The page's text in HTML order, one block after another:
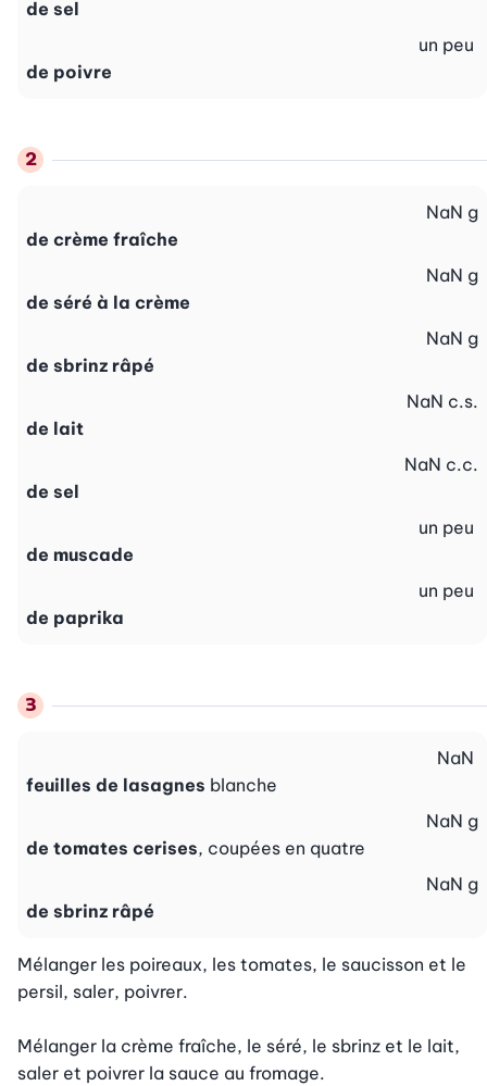
de sel
de poivre
un peu
de crème fraîche
NaN g
de séré à la crème
NaN g
de sbrinz râpé
NaN g
de lait
NaN c.s.
de sel
NaN c.c.
de muscade
un peu
de paprika
un peu
feuilles de lasagnes blanche
NaN
de tomates cerises, coupées en quatre
NaN g
de sbrinz râpé
NaN g
Mélanger les poireaux, les tomates, le saucisson et le
persil, saler, poivrer.
Mélanger la crème fraîche, le séré, le sbrinz et le lait,
saler et poivrer la sauce au fromage.